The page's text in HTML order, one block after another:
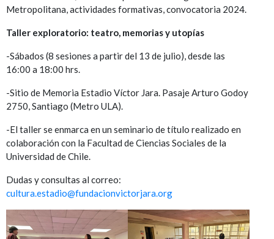
Metropolitana, actividades formativas, convocatoria 2024.
Taller exploratorio: teatro, memorias y utopías
-Sábados (8 sesiones a partir del 13 de julio), desde las
16:00 a 18:00 hrs.
-Sitio de Memoria Estadio Víctor Jara. Pasaje Arturo Godoy
2750, Santiago (Metro ULA).
-El taller se enmarca en un seminario de título realizado en
colaboración con la Facultad de Ciencias Sociales de la
Universidad de Chile.
Dudas y consultas al correo:
cultura.estadio@fundacionvictorjara.org